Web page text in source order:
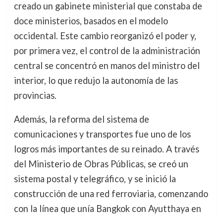
creado un gabinete ministerial que constaba de
doce ministerios, basados en el modelo
occidental. Este cambio reorganizó el poder y,
por primera vez, el control de la administración
central se concentró en manos del ministro del
interior, lo que redujo la autonomía de las
provincias.
Además, la reforma del sistema de
comunicaciones y transportes fue uno de los
logros más importantes de su reinado. A través
del Ministerio de Obras Públicas, se creó un
sistema postal y telegráfico, y se inició la
construcción de una red ferroviaria, comenzando
con la línea que unía Bangkok con Ayutthaya en